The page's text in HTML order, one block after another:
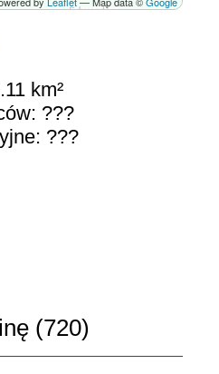
km²
???
???
(720)